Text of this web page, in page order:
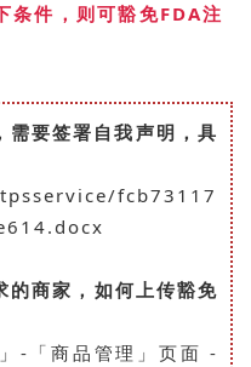
条件，则可豁免FDA注
需要签署自我声明，具
fcb73117
的商家，如何上传豁免
-「商品管理」页面 -